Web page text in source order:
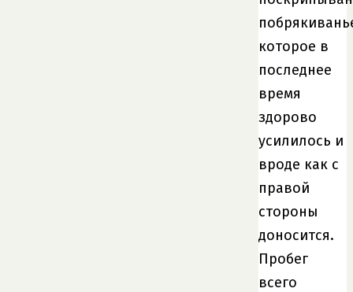
которое в
последнее
время
здорово
усилилось и
вроде как с
правой
стороны
доносится.
Пробег
всего